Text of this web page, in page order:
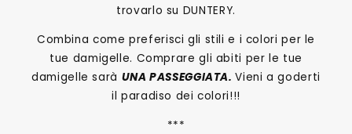
trovarlo su DUNTERY.
Combina come preferisci gli stili e i colori per le
tue damigelle. Comprare gli abiti per le tue
damigelle sarà UNA PASSEGGIATA.Vieni a goderti
il paradiso dei colori!!!
***